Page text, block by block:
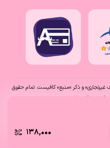
۱۳۸,۰۰۰
غیرتجاری» و ذکر «منبع» کافیست. تمام حقوق
محفوظ میباشد.